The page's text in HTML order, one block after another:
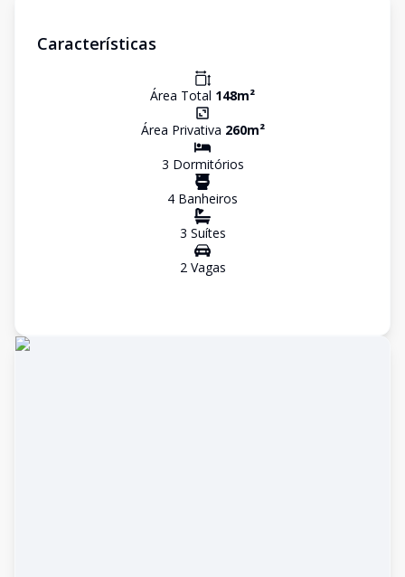
Características
Área Total 148m²
Área Privativa 260m²
3 Dormitórios
4 Banheiros
3 Suítes
2Vagas